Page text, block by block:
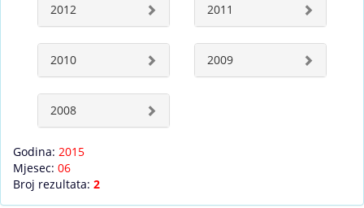
2012 2011
2010 2009
2008
Godina: 2015
Mjesec: 06
Broj rezultata: 2